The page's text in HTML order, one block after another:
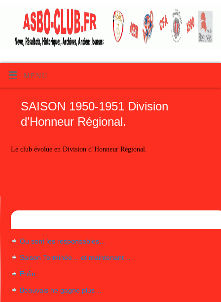
MENU
SAISON 1950-1951 Division
d’Honneur Régional.
Le club évolue en Division d’Honneur Régional.
Ou sont les responsables…
Saison Terminée… et maintenant…
Enfin…
Beauvais ne gagne plus…